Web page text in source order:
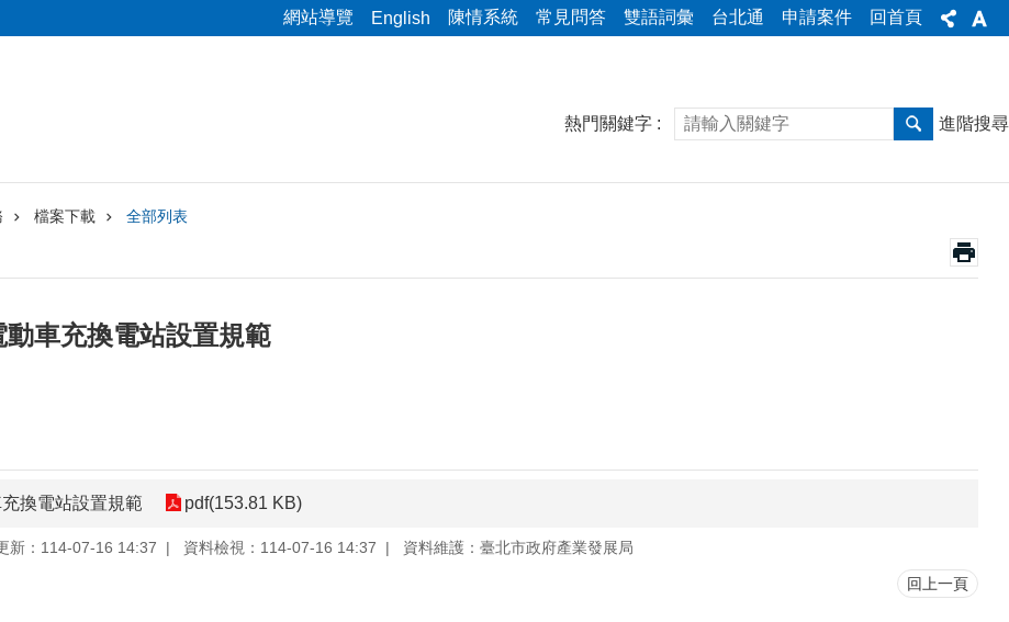
網站導覽 English 陳情系統 常見問答 雙語詞彙 台北通 申請案件 回首頁
熱門關鍵字 進階搜尋
檔案下載 全部列表
車充換電站設置規範
換電站設置規範 pdf(153.81 KB)
新：114-07-16 14:37 資料檢視：114-07-16 14:37 資料維護：臺北市政府產業發展局
回上一頁